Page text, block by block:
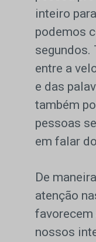
inteiro
podemos
segundos.
entre a
e das
também
pessoas
em falar
De
atenção
favorecem
nossos